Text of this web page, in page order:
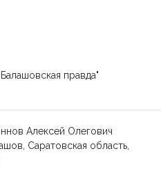
правда"
Алексей Олегович
Саратовская область,